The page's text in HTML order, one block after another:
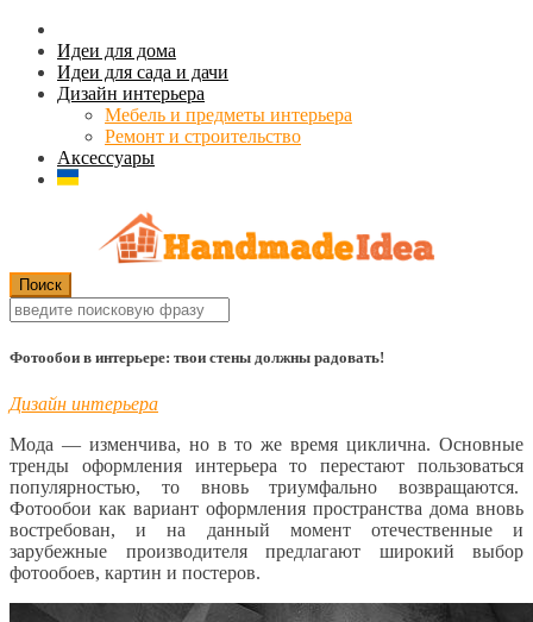
Идеи для дома
Идеи для сада и дачи
Дизайн интерьера
Мебель и предметы интерьера
Ремонт и строительство
Аксессуары
Фотообои в интерьере: твои стены должны радовать!
Дизайн интерьера
Мода — изменчива, но в то же время циклична. Основные
тренды оформления интерьера то перестают пользоваться
популярностью, то вновь триумфально возвращаются.
Фотообои как вариант оформления пространства дома вновь
востребован, и на данный момент отечественные и
зарубежные производителя предлагают широкий выбор
фотообоев, картин и постеров.